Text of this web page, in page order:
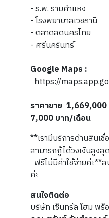
- ร.พ. รามคำแหง
- โรงพยาบาลเวชธานี
- ตลาดสดนครไทย
- ศรีนครินทร์
Google Maps :
https://
ราคาขาย
7,000 บาท/เดือน
**เรามีบริการด้านสินเ
สามารถกู้ได้วงเงินสูงสุด
ฟรีไม่มีค่าใช้จ่ายค่ะ**
ค่ะ
สนใจติดต่อ
บริษัท เซ็นทรัล โฮม พ